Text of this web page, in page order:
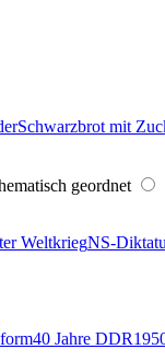
Schwarzbrot mit
geordnet
WeltkriegNS-
40 Jahre DDR